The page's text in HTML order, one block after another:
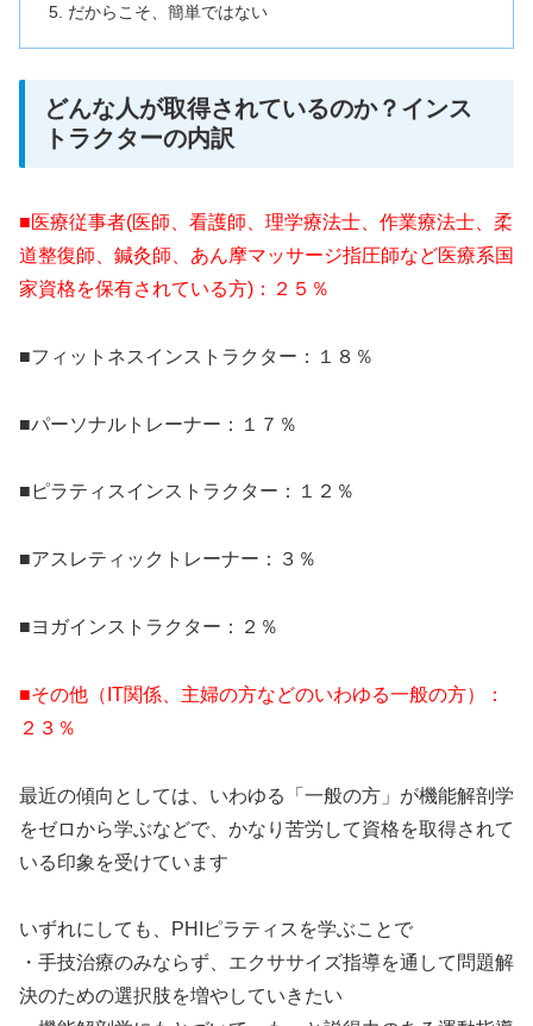
だからこそ、簡単ではない
どんな人が取得されているのか？インス
トラクターの内訳
■医療従事者(医師、看護師、理学療法士、作業療法士、柔
道整復師、鍼灸師、あん摩マッサージ指圧師など医療系国
家資格を保有されている方)：２５％
■フィットネスインストラクター：１８％
■パーソナルトレーナー：１７％
■ピラティスインストラクター：１２％
■アスレティックトレーナー：３％
■ヨガインストラクター：２％
■その他（IT関係、主婦の方などのいわゆる一般の方）：
２３％
最近の傾向としては、いわゆる「一般の方」が機能解剖学
をゼロから学ぶなどで、かなり苦労して資格を取得されて
いる印象を受けています
いずれにしても、PHIピラティスを学ぶことで
・手技治療のみならず、エクササイズ指導を通して問題解
決のための選択肢を増やしていきたい